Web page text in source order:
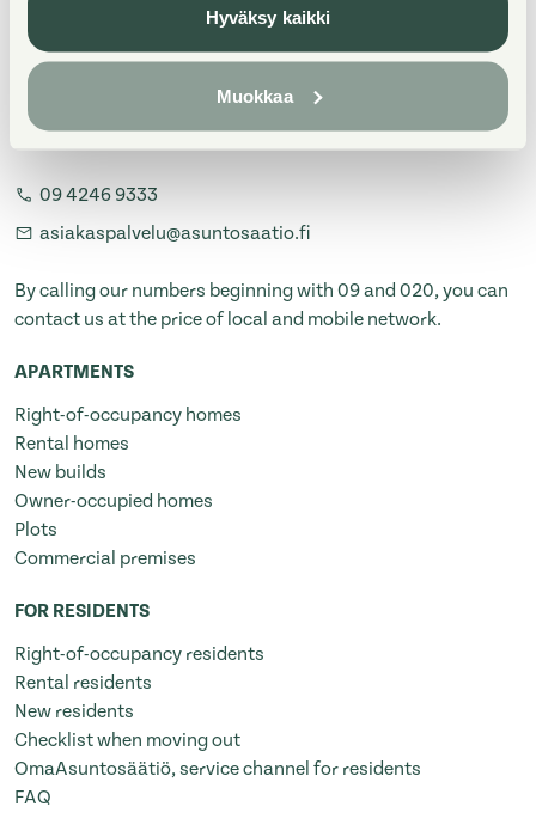
Hyväksy kaikki
Muokkaa
ASUNTOSÄÄTIÖ
Tuulikuja 2
02100 Espoo
09 4246 9333
asiakaspalvelu@asuntosaatio.fi
By calling our numbers beginning with 09 and 020, you can
contact us at the price of local and mobile network.
APARTMENTS
Right-of-occupancy homes
Rental homes
New builds
Owner-occupied homes
Plots
Commercial premises
FOR RESIDENTS
Right-of-occupancy residents
Rental residents
New residents
Checklist when moving out
OmaAsuntosäätiö, service channel for residents
FAQ